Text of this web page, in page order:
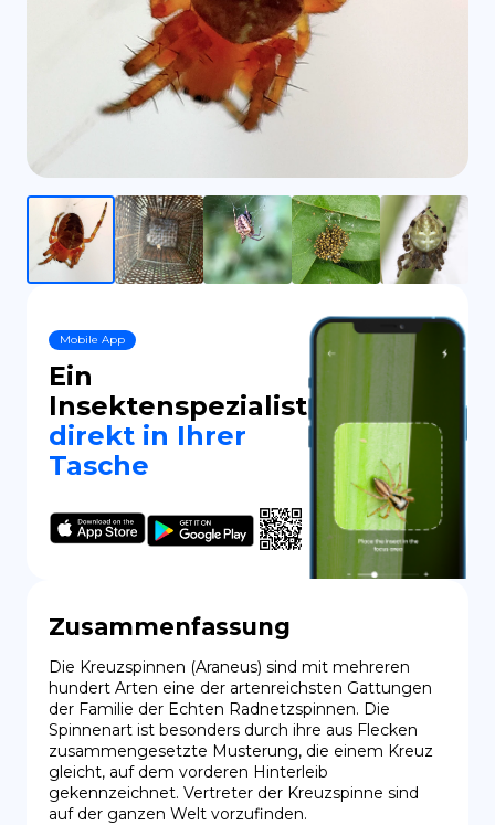
Mobile App
Ein
Insektenspezialist
direkt in Ihrer
Tasche
Zusammenfassung
Die Kreuzspinnen (Araneus) sind mit mehreren
hundert Arten eine der artenreichsten Gattungen
der Familie der Echten Radnetzspinnen. Die
Spinnenart ist besonders durch ihre aus Flecken
zusammengesetzte Musterung, die einem Kreuz
gleicht, auf dem vorderen Hinterleib
gekennzeichnet. Vertreter der Kreuzspinne sind
auf der ganzen Welt vorzufinden.